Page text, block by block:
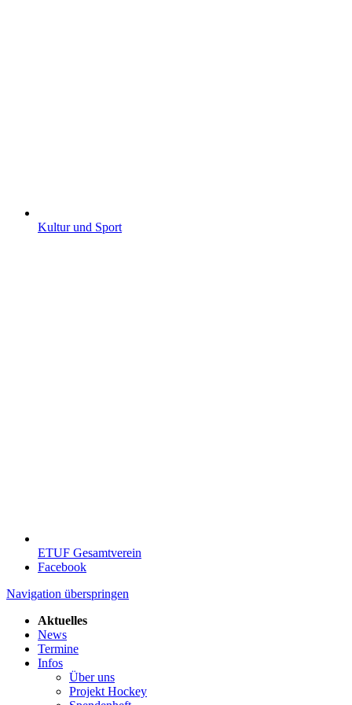
Kultur und Sport
ETUF Gesamtverein
Facebook
Navigation überspringen
Aktuelles
News
Termine
Infos
Über uns
Projekt Hockey